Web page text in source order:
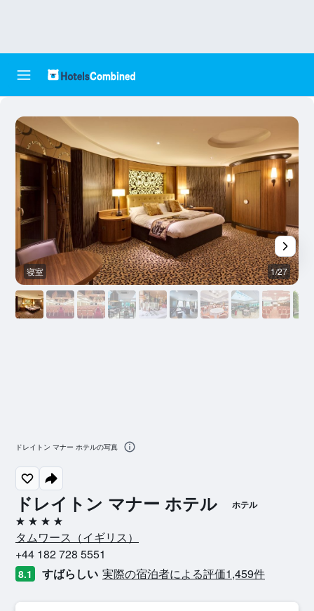
ドレイトン マナー ホテル ホテル
4つ星
タムワース​（イギリス​）​
+44 182 728 5551
8.1 すばらしい 実際の宿泊者による評価1,459​件
寝室 1/27
ドレイトン マナー ホテルの写真